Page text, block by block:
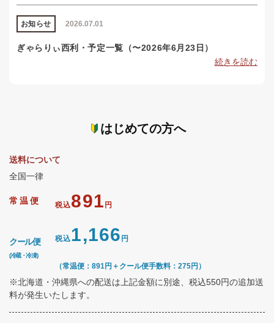
2026.07.01
お知らせ
ぎゃらりぃ西利・予定一覧（〜2026年6月23日）
続きを読む
はじめての方へ
送料について
全国一律
常温便 税込891 円
クール便
(冷蔵・冷凍)
税込1,166 円
（常温便：891円＋クール便手数料：275円）
※北海道・沖縄県への配送は上記金額に別途、税込550円の追加送
料が発生いたします。